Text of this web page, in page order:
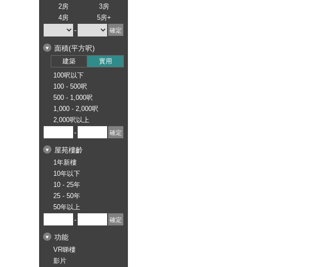
2房
3房
4房
5房+
-
面積(平方呎)
建築
實用
100呎以下
100 - 500呎
500 - 1,000呎
1,000 - 2,000呎
2,000呎以上
-
屋苑樓齡
1年新樓
10年以下
10 - 25年
25 - 50年
50年以上
-
功能
VR睇樓
影片